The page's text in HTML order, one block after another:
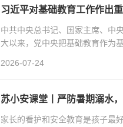
习近平对基础教育工作作出
中共中央总书记、国家主席、中
大以来，党中央把基础教育作为
2026-07-24
苏小安课堂丨严防暑期溺水
家长的看护和安全教育是孩子最